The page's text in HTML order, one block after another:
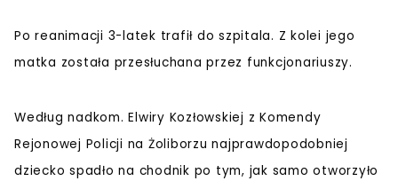
Po reanimacji 3-latek trafił do szpitala. Z kolei jego
matka została przesłuchana przez funkcjonariuszy.
Według nadkom. Elwiry Kozłowskiej z Komendy
Rejonowej Policji na Żoliborzu najprawdopodobniej
dziecko spadło na chodnik po tym, jak samo otworzyło